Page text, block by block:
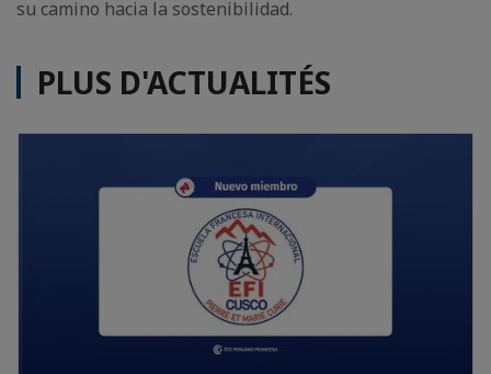
su camino hacia la sostenibilidad.
PLUS D'ACTUALITÉS